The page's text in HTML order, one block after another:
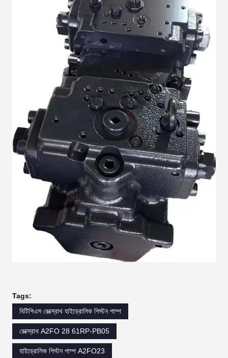
Tags:
বিটিপিএস রেক্স্রোথ হাইড্রোলিক পিস্টন পাম্প
রেক্স্রোথ A2FO 28 61RP-PB05
হাইড্রোলিক পিস্টন পাম্প A2FO23